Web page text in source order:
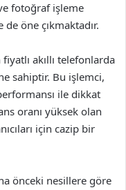
fotoğraf işleme
öne çıkmaktadır.
akıllı telefonlarda
sahiptir. Bu işlemci,
ile dikkat
oranı yüksek olan
için cazip bir
önceki nesillere göre